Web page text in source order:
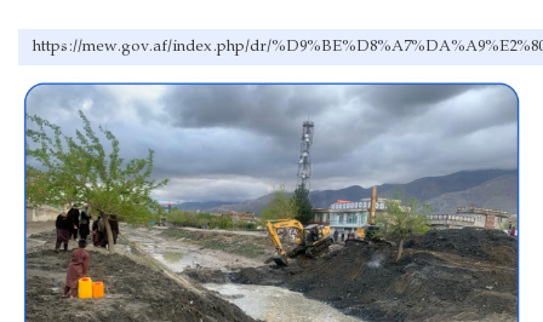
https://mew.gov.af/index.php/dr/